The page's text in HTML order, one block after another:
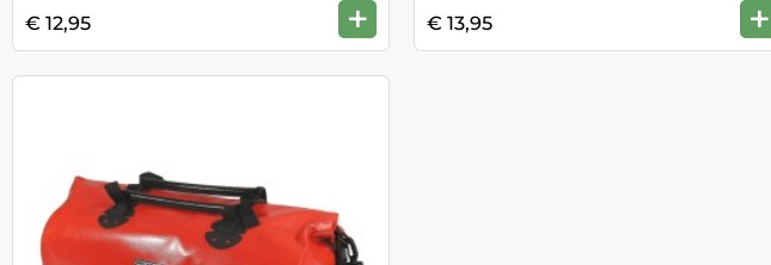
€ 12,95 + € 13,95 +